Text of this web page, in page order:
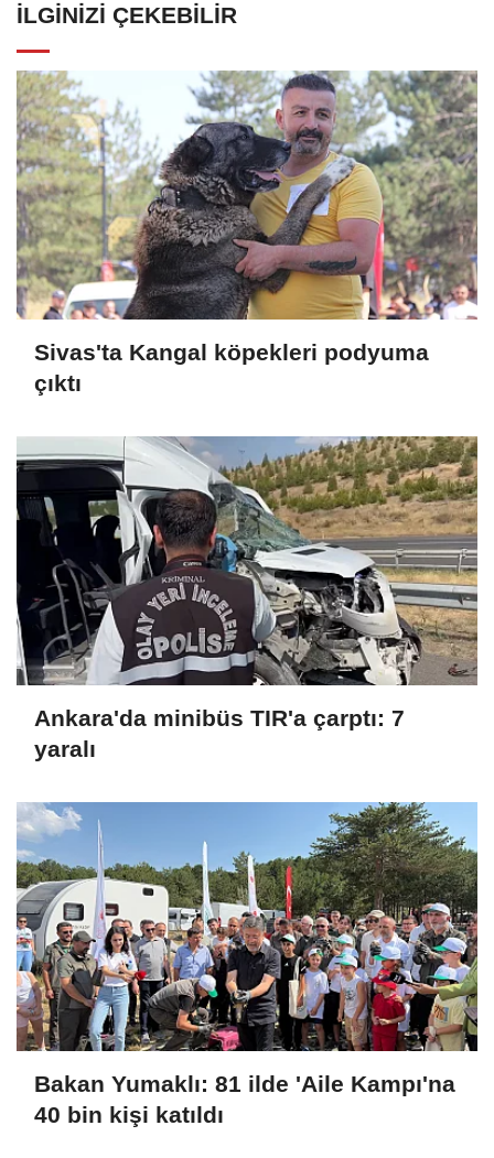
İLGINIZI ÇEKEBILIR
Sivas'ta Kangal köpekleri podyuma
çıktı
Ankara'da minibüs TIR'a çarptı: 7
yaralı
Bakan Yumaklı: 81 ilde 'Aile Kampı'na
40 bin kişi katıldı